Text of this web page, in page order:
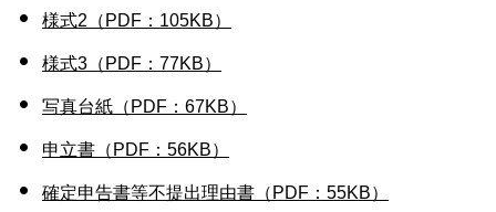
様式2（PDF：105KB）
様式3（PDF：77KB）
写真台紙（PDF：67KB）
申立書（PDF：56KB）
確定申告書等不提出理由書（PDF：55KB）